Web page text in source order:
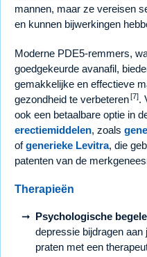
mannen, maar ze vereisen
en kunnen bijwerkingen
Moderne PDE5-remmers,
goedgekeurde avanafil,
gemakkelijke en effectieve
gezondheid te verbeteren [7].
ook een betaalbare optie in
erectiemiddelen, zoals
ofgenerieke Levitra, die
patenten van de
Therapieën
Psychologische
depressie bijdragen
praten met een